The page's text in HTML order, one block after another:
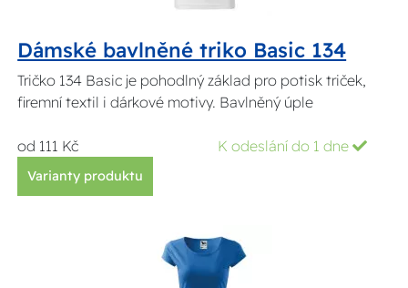
Dámské bavlněné triko Basic 134
Tričko 134 Basic je pohodlný základ pro potisk triček,
firemní textil i dárkové motivy. Bavlněný úple
od 111 Kč K odeslání do 1 dne
Varianty produktu